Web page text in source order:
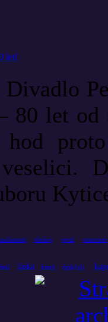
let!
Divadlo
80 let od
veselici.
všechny první muzeum
láska které českých